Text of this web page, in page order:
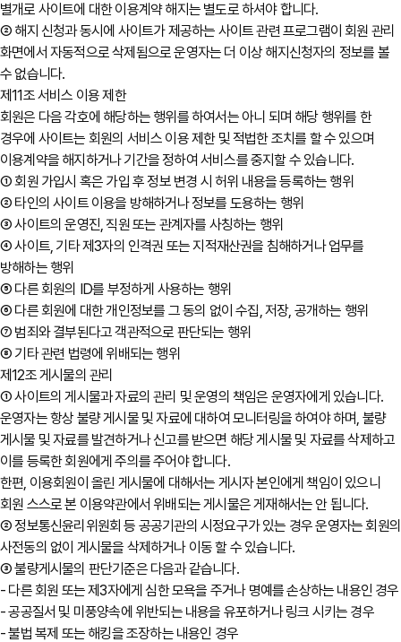
별개로 사이트에 대한 이용계약 해지는 별도로 하셔야 합니다.
② 해지 신청과 동시에 사이트가 제공하는 사이트 관련 프로그램이 회원 관리
화면에서 자동적으로 삭제됨으로 운영자는 더 이상 해지신청자의 정보를 볼
수 없습니다.
제11조 서비스 이용 제한
회원은 다음 각호에 해당하는 행위를 하여서는 아니 되며 해당 행위를 한
경우에 사이트는 회원의 서비스 이용 제한 및 적법한 조치를 할 수 있으며
이용계약을 해지하거나 기간을 정하여 서비스를 중지할 수 있습니다.
① 회원 가입시 혹은 가입 후 정보 변경 시 허위 내용을 등록하는 행위
② 타인의 사이트 이용을 방해하거나 정보를 도용하는 행위
③ 사이트의 운영진, 직원 또는 관계자를 사칭하는 행위
④ 사이트, 기타 제3자의 인격권 또는 지적재산권을 침해하거나 업무를
방해하는 행위
⑤ 다른 회원의 ID를 부정하게 사용하는 행위
⑥ 다른 회원에 대한 개인정보를 그 동의 없이 수집, 저장, 공개하는 행위
⑦ 범죄와 결부된다고 객관적으로 판단되는 행위
⑧ 기타 관련 법령에 위배되는 행위
제12조 게시물의 관리
① 사이트의 게시물과 자료의 관리 및 운영의 책임은 운영자에게 있습니다.
운영자는 항상 불량 게시물 및 자료에 대하여 모니터링을 하여야 하며, 불량
게시물 및 자료를 발견하거나 신고를 받으면 해당 게시물 및 자료를 삭제하고
이를 등록한 회원에게 주의를 주어야 합니다.
한편, 이용회원이 올린 게시물에 대해서는 게시자 본인에게 책임이 있으니
회원 스스로 본 이용약관에서 위배되는 게시물은 게재해서는 안 됩니다.
② 정보통신윤리위원회 등 공공기관의 시정요구가 있는 경우 운영자는 회원의
사전동의 없이 게시물을 삭제하거나 이동 할 수 있습니다.
③ 불량게시물의 판단기준은 다음과 같습니다.
- 다른 회원 또는 제3자에게 심한 모욕을 주거나 명예를 손상하는 내용인 경우
- 공공질서 및 미풍양속에 위반되는 내용을 유포하거나 링크 시키는 경우
- 불법 복제 또는 해킹을 조장하는 내용인 경우